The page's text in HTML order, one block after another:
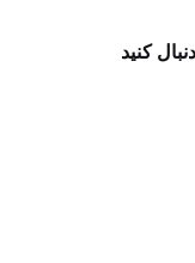
کنید